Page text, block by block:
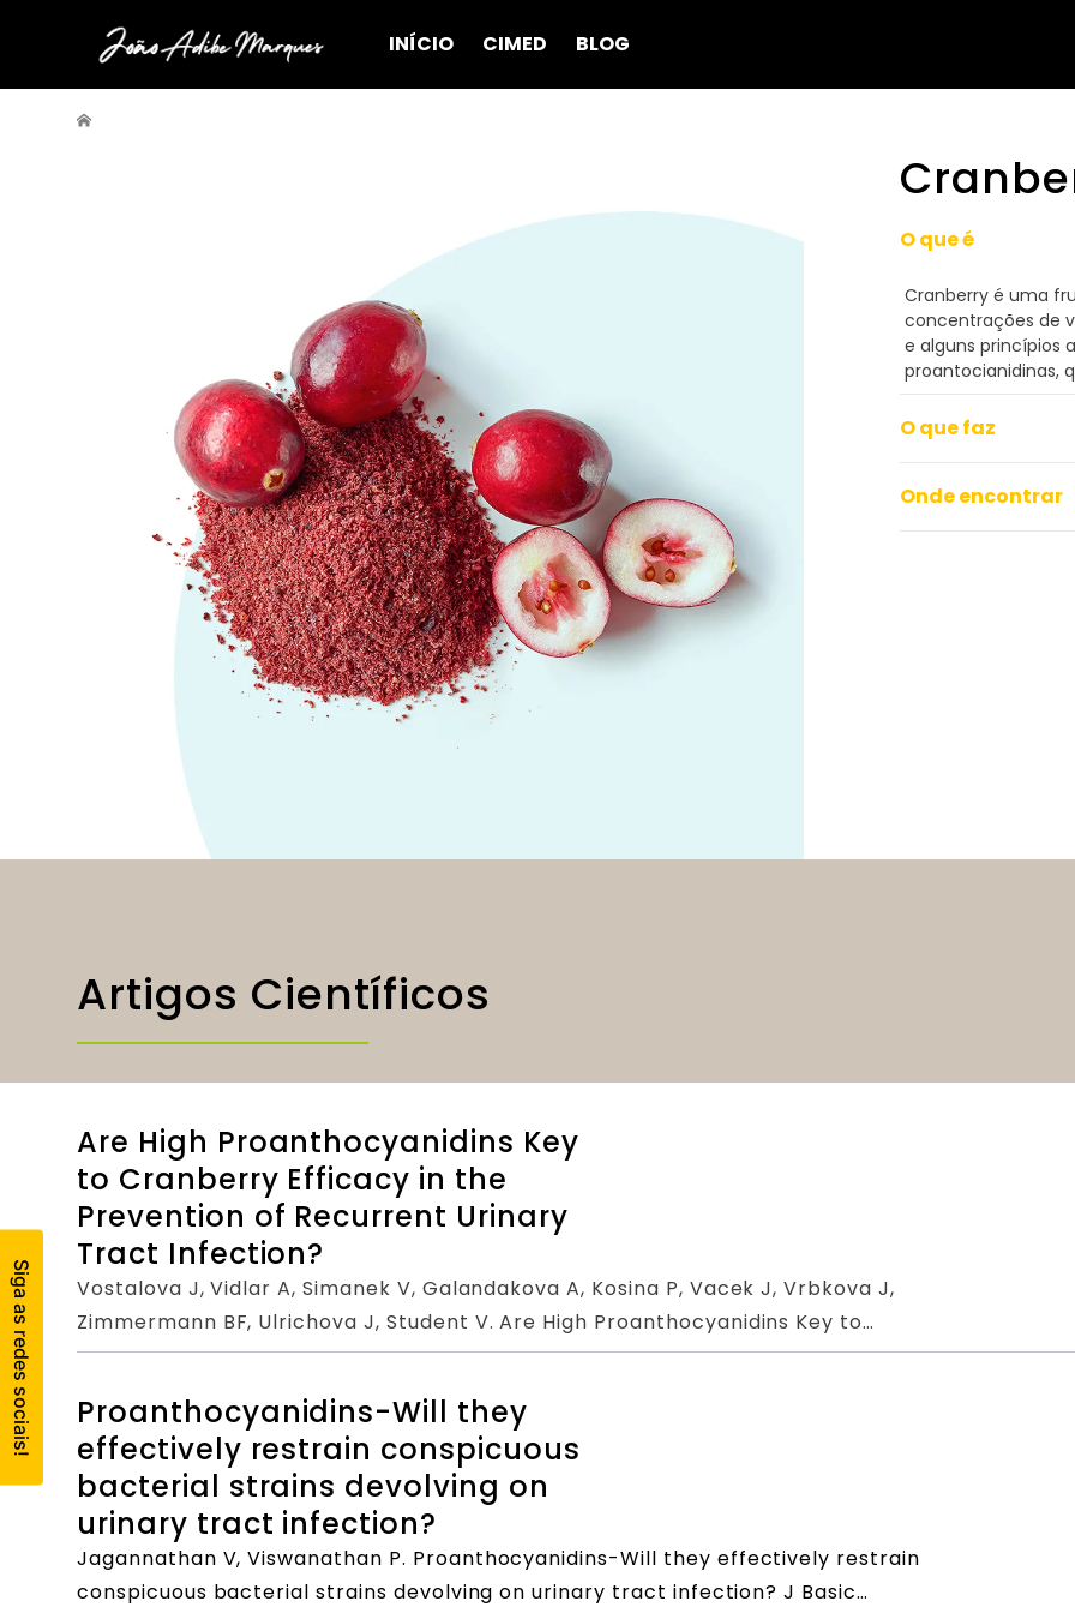
INÍCIO CIMED BLOG
O que é
Cranberry é uma
concentrações de
e alguns princípios
proantocianidinas,
O que faz
Onde encontrar
Artigos Científicos
Are High Proanthocyanidins Key
to Cranberry Efficacy in the
Prevention of Recurrent Urinary
Tract Infection?
Vostalova J, Vidlar A, Simanek V, Galandakova A, Kosina P, Vacek J, Vrbkova J,
Zimmermann BF, Ulrichova J, Student V. Are High Proanthocyanidins Key to
Cranberry Efficacy in the Prevention of Recurrent Urinary Tract Infection?
PMID: 26268913.
Proanthocyanidins-Will they
effectively restrain conspicuous
bacterial strains devolving on
urinary tract infection?
Jagannathan V, Viswanathan P. Proanthocyanidins-Will they effectively restrain
conspicuous bacterial strains devolving on urinary tract infection? J Basic